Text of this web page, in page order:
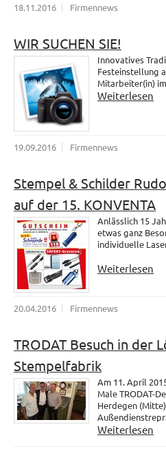
18.11.2016 Firmennews
WIR SUCHEN SIE!
Innovatives
Festeinstellung
Mitarbeiter(in)
Weiterlesen
19.09.2016 Firmennews
Stempel & Schilder
auf der 15. KONVENTA
Anlässlich 15
etwas ganz
individuelle
Weiterlesen
20.04.2016 Firmennews
TRODAT Besuch in der
Stempelfabrik
Am 11. April
Male TRODAT-
Herdegen
Weiterlesen